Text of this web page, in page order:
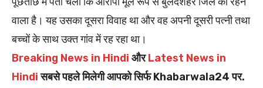
वाला है। यह उसका दूसरा विवाह था और वह अपनी दूसरी पत्नी तथा
बच्चों के साथ उक्त गांव में रह रहा था।
Breaking News in Hindi औरLatest News in
Hindiसबसे पहले मिलेगी आपको सिर्फ Khabarwala24 पर.